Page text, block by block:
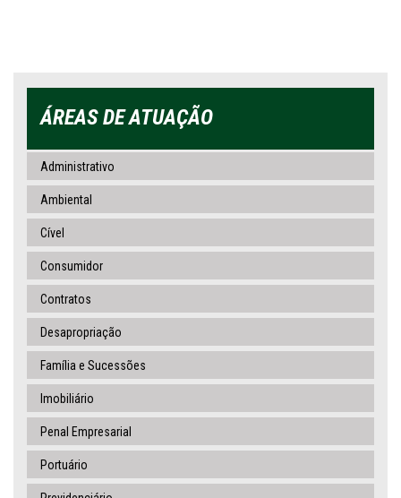
ÁREAS DE ATUAÇÃO
Administrativo
Ambiental
Cível
Consumidor
Contratos
Desapropriação
Família e Sucessões
Imobiliário
Penal Empresarial
Portuário